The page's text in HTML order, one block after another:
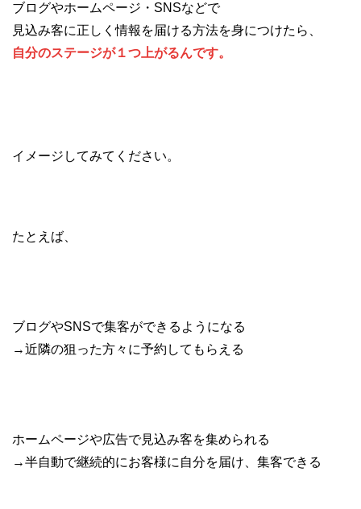
ブログやホームページ・SNSなどで
見込み客に正しく情報を届ける方法を身につけたら、
自分のステージが１つ上がるんです。
イメージしてみてください。
たとえば、
ブログやSNSで集客ができるようになる
→近隣の狙った方々に予約してもらえる
ホームページや広告で見込み客を集められる
→半自動で継続的にお客様に自分を届け、集客できる